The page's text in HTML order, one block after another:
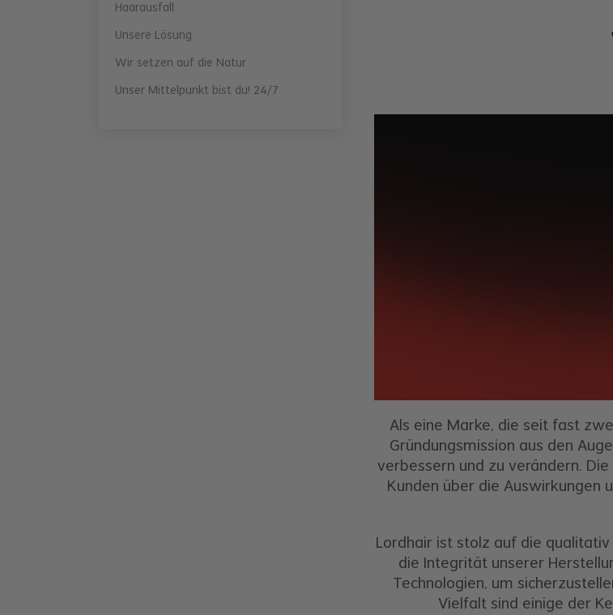
Haarausfall
Unsere Lösung
Wir setzen auf die Natur
Unser Mittelpunkt bist du! 24/7
Als eine Marke, die seit fast
Gründungsmission aus den
verbessern und zu verändern.
Kunden über die Auswirkungen
Lordhair ist stolz auf die
die Integrität unserer
Technologien, um
Vielfalt sind einige der